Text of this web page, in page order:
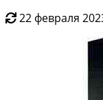
22 февраля